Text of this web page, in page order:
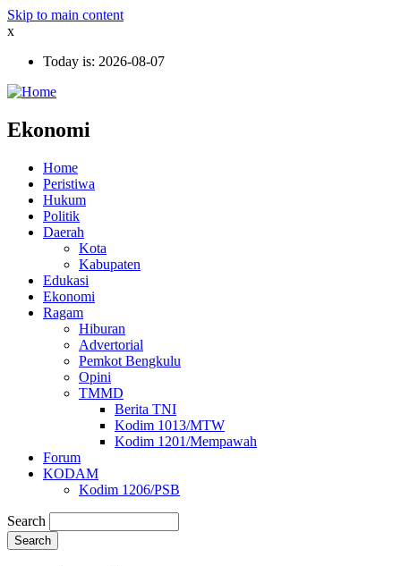
Skip to main content
x
Today is: 2026-08-07
Ekonomi
Home
Peristiwa
Hukum
Politik
Daerah
Kota
Kabupaten
Edukasi
Ekonomi
Ragam
Hiburan
Advertorial
Pemkot Bengkulu
Opini
TMMD
Berita TNI
Kodim 1013/MTW
Kodim 1201/Mempawah
Forum
KODAM
Kodim 1206/PSB
Search